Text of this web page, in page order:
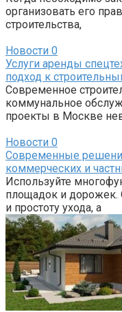
организовать его
строительства,
Новости 0
Услуги аренды
подход к
Современное
коммунальное
проекты в Москве
Новости 0
Современные
коммерческих и
Используйте
площадок и дорожек.
и простоту ухода, а